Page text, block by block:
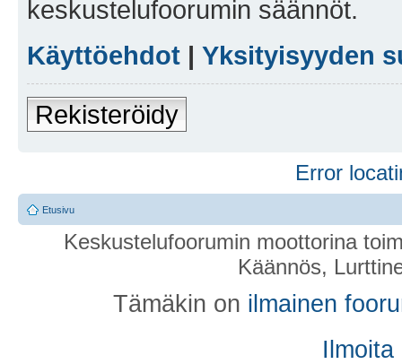
keskustelufoorumin säännöt.
Käyttöehdot | Yksityisyyden
Rekisteröidy
Error
Etusivu
Keskustelufoorumin moottorina
Käännös,
Tämäkin on ilmainen